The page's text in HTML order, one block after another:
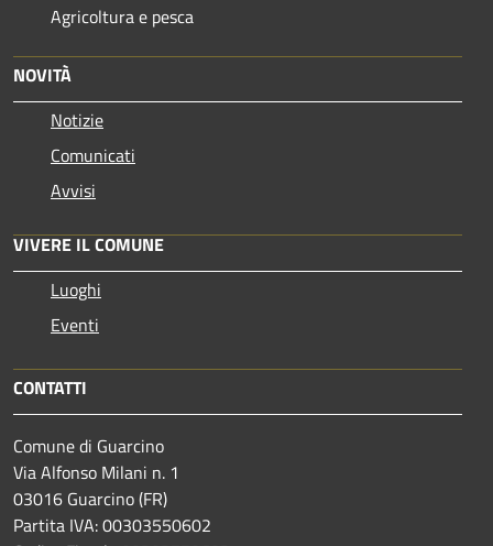
Agricoltura e pesca
NOVITÀ
Notizie
Comunicati
Avvisi
VIVERE IL COMUNE
Luoghi
Eventi
CONTATTI
Comune di Guarcino
Via Alfonso Milani n. 1
03016 Guarcino (FR)
Partita IVA: 00303550602